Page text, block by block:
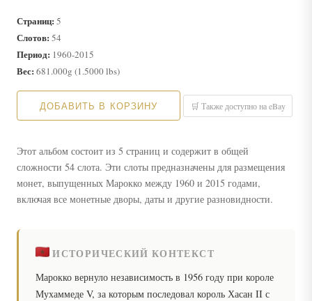
Страниц:5
Слотов:54
Период: 1960-2015
Вес:681.000g (1.5000 lbs)
ДОБАВИТЬ В КОРЗИНУ 🛒 Также доступно на eBay
Этот альбом состоит из 5 страниц и содержит в общей
сложности 54 слота. Эти слоты предназначены для размещения
монет, выпущенных Марокко между 1960 и 2015 годами,
включая все монетные дворы, даты и другие разновидности.
ИСТОРИЧЕСКИЙ КОНТЕКСТ
Марокко вернуло независимость в 1956 году при короле
Мухаммеде V, за которым последовал король Хасан II с